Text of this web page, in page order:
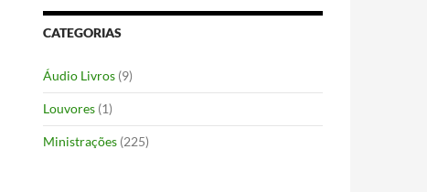
CATEGORIAS
Áudio Livros (9)
Louvores (1)
Ministrações (225)